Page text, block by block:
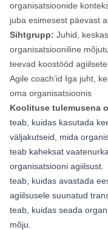
organisatsioonide
juba esimesest päevast
Sihtgrupp: Juhid,
organisatsiooniline
teevad koostööd
Agile coach’id Iga juht,
oma organisatsioonis
Koolituse tulemusena
teab, kuidas kasutada
väljakutseid, mida
teab kaheksat
organisatsiooni agiilsust.
teab, kuidas avastada
agiilsusele suunatud
teab, kuidas seada
mõju.